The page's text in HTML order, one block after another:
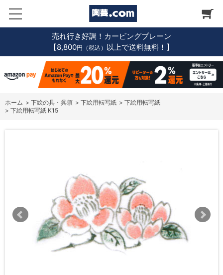
売れ行き好調！カービングプレーン
【8,800円（税込） 以上で送料無料！】
ホーム > 下絵の具・呉須 > 下絵用転写紙 > 下絵用転写紙
> 下絵用転写紙 K15